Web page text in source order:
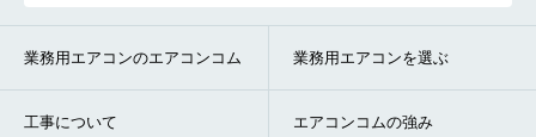
業務用エアコンのエアコンコム 業務用エアコンを選ぶ
工事について エアコンコムの強み